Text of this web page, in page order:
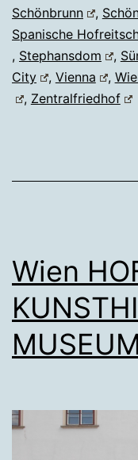
Schönbrunn
,
Spanische
, Stephansdom ,
City
, Vienna ,
, Zentralfriedhof
Wien
MUSEUM